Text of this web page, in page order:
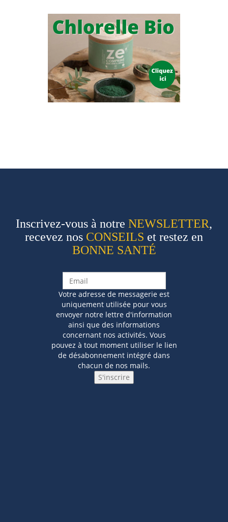
Inscrivez-vous à notre NEWSLETTER,
recevez nos CONSEILS et restez en
BONNE SANTÉ
Votre adresse de messagerie est
uniquement utilisée pour vous
envoyer notre lettre d'information
ainsi que des informations
concernant nos activités. Vous
pouvez à tout moment utiliser le lien
de désabonnement intégré dans
chacun de nos mails.